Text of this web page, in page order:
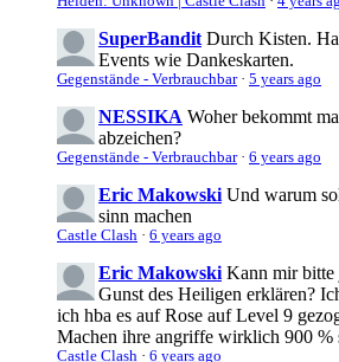
SuperBandit Durch Kisten.
Events wie Dankeskarten.
Gegenstände - Verbrauchbar· 5 years ago
NESSIKA Woher bekommt
abzeichen?
Gegenstände - Verbrauchbar· 6 years ago
Eric Makowski Und warum
sinn machen
Castle Clash · 6 years ago
Eric Makowski Kann mir bitte
Gunst des Heiligen erklären?
ich hba es auf Rose auf Level 9
Machen ihre angriffe wirklich 900 %
Castle Clash · 6 years ago